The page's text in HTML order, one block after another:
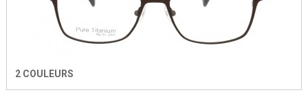
2 COULEURS